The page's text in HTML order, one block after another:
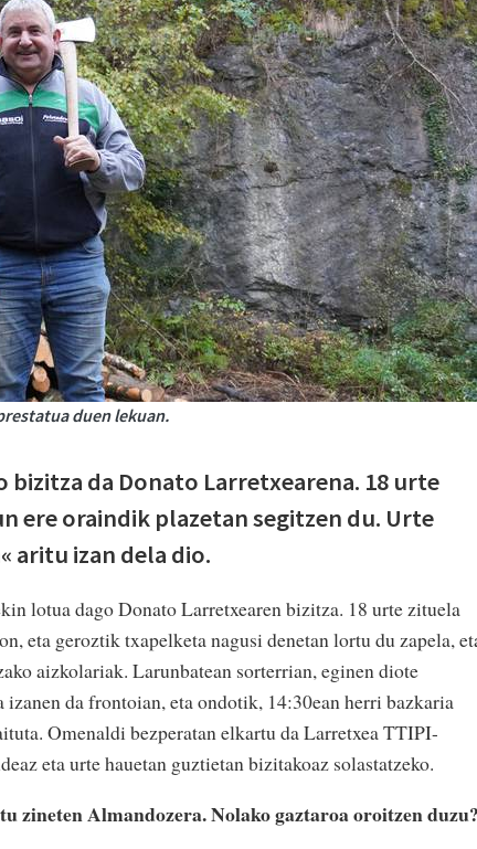
duen lekuan.
da Donato Larretxearena. 18 urte
ere oraindik plazetan segitzen du. Urte
aritu izan dela dio.
lotua dago Donato Larretxearen bizitza. 18 urte zituela
eta geroztik txapelketa nagusi denetan lortu du zapela,
aizkolariak. Larunbatean sorterrian, eginen diote
da frontoian, eta ondotik, 14:30ean herri bazkaria
Omenaldi bezperatan elkartu da Larretxea TTIPI-
eta urte hauetan guztietan bizitakoaz solastatzeko.
zineten Almandozera. Nolako gaztaroa oroitzen